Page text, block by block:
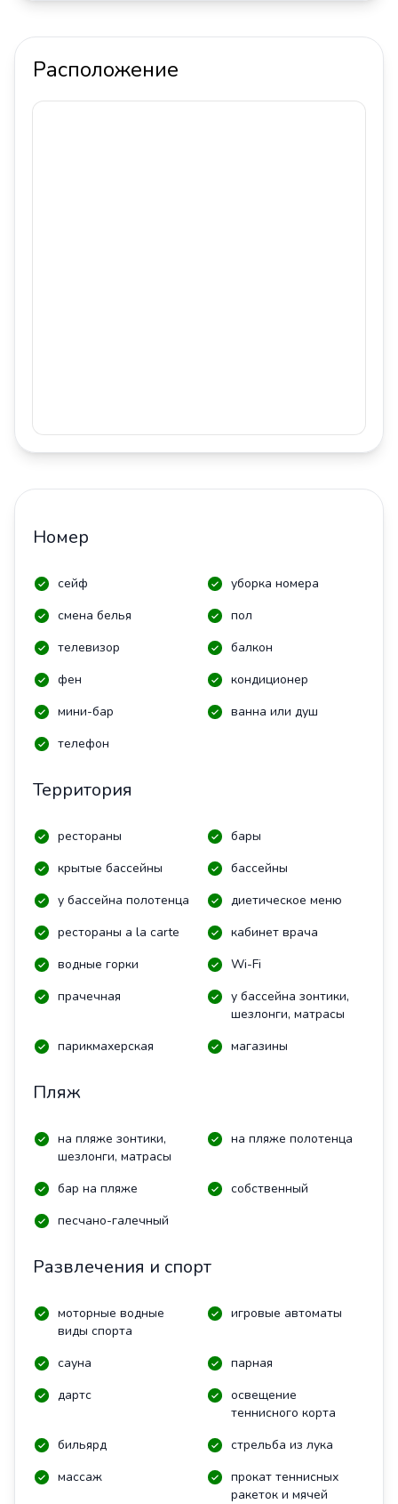
Расположение
Номер
сейф
уборка номера
смена белья
пол
телевизор
балкон
фен
кондиционер
мини-бар
ванна или душ
телефон
Территория
рестораны
бары
крытые бассейны
бассейны
у бассейна полотенца
диетическое меню
рестораны a la carte
кабинет врача
водные горки
Wi-Fi
прачечная
у бассейна зонтики,
шезлонги, матрасы
парикмахерская
магазины
Пляж
на пляже зонтики,
шезлонги, матрасы
на пляже полотенца
бар на пляже
собственный
песчано-галечный
Развлечения и спорт
моторные водные
виды спорта
игровые автоматы
сауна
парная
дартс
освещение
теннисного корта
бильярд
стрельба из лука
массаж
прокат теннисных
ракеток и мячей